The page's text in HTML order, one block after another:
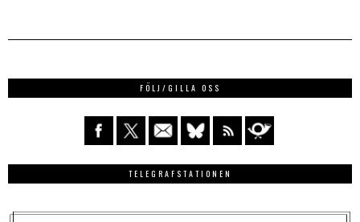
FÖLJ/GILLA OSS
TELEGRAFSTATIONEN